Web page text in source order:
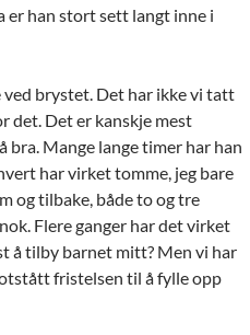
er han stort sett langt inne i
brystet. Det har ikke vi tatt
det. Det er kanskje mest
Mange lange timer har han
har virket tomme, jeg bare
og tilbake, både to og tre
Flere ganger har det virket
å tilby barnet mitt? Men vi har
fristelsen til å fylle opp